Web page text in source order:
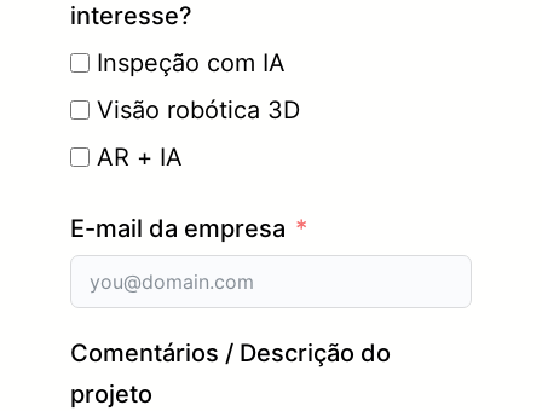
interesse?
Inspeção com IA
Visão robótica 3D
AR + IA
E-mail da empresa
Comentários / Descrição do
projeto